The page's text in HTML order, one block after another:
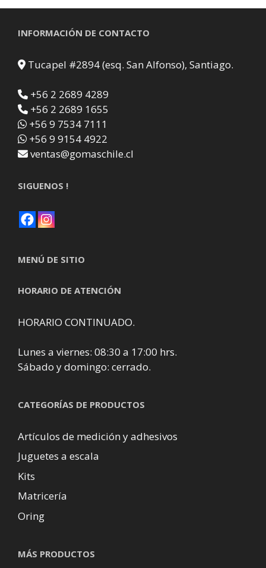
INFORMACIÓN DE CONTACTO
Tucapel #2894 (esq. San Alfonso), Santiago.
+56 2 2689 4289
+56 2 2689 1655
+56 9 7534 7111
+56 9 9154 4922
ventas@gomaschile.cl
SIGUENOS !
MENÚ DE SITIO
HORARIO DE ATENCIÓN
HORARIO CONTINUADO.
Lunes a viernes: 08:30 a 17:00 hrs.
Sábado y domingo: cerrado.
CATEGORÍAS DE PRODUCTOS
Artículos de medición y adhesivos
Juguetes a escala
Kits
Matricería
Oring
MÁS PRODUCTOS